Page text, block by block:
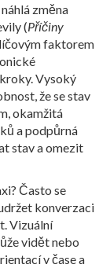
změna
(Příčiny
faktorem
. Vysoký
že se stav
,okamžitá
a podpůrná
stav a omezit
Často se
konverzaci
Vizuální
vidět nebo
v čase a